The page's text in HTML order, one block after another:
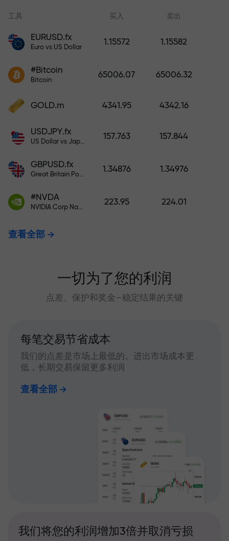
奖金。X1000不是印刷错误。存款
工具 买入 卖出
EURUSD.fx
Euro vs US Dollar
1.15572 1.15582
#Bitcoin
Bitcoin
65006.07 65006.32
GOLD.m 4341.95 4342.16
USDJPY.fx
US Dollar vs Japanese Yen
157.763 157.844
GBPUSD.fx
Great Britain Pound vs US Dollar
1.34876 1.34976
#NVDA
NVIDIA Corp Nasdaq Stock Exchange (Nasdaq) USD
223.95 224.01
查看全部
一切为了您的利润
点差、保护和奖金—稳定结果的关键
每笔交易节省成本
我们的点差是市场上最低的。进出市场成本更
低，长期交易保留更多利润
查看全部
我们将您的利润增加3倍并取消亏损